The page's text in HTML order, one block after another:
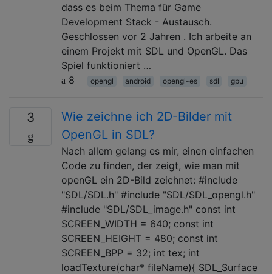
dass es beim Thema für Game
Development Stack - Austausch.
Geschlossen vor 2 Jahren . Ich arbeite an
einem Projekt mit SDL und OpenGL. Das
Spiel funktioniert …
8
opengl android opengl-es sdl gpu
3
Wie zeichne ich 2D-Bilder mit
OpenGL in SDL?
Nach allem gelang es mir, einen einfachen
Code zu finden, der zeigt, wie man mit
openGL ein 2D-Bild zeichnet: #include
"SDL/SDL.h" #include "SDL/SDL_opengl.h"
#include "SDL/SDL_image.h" const int
SCREEN_WIDTH = 640; const int
SCREEN_HEIGHT = 480; const int
SCREEN_BPP = 32; int tex; int
loadTexture(char* fileName){ SDL_Surface